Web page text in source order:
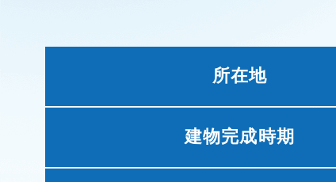
所在地
建物完成時期